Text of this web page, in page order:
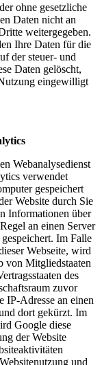
ohne gesetzliche
Daten nicht an
weitergegeben.
Ihre Daten für die
der steuer- und
Daten gelöscht,
eingewilligt
Webanalysedienst
verwendet
gespeichert
Website durch Sie
Informationen über
an einen Server
Im Falle
Webseite, wird
von Mitgliedstaaten
des
zuvor
IP-Adresse an einen
dort gekürzt. Im
Google diese
der Website
und